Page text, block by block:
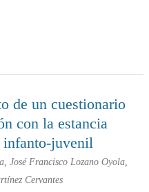
de un cuestionario
con la estancia
infanto-juvenil
José Francisco Lozano Oyola,
Cervantes